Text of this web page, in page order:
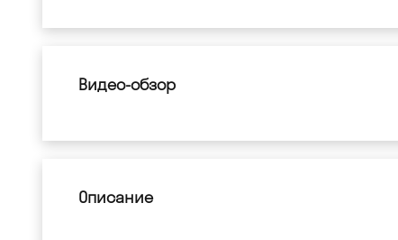
Видео-обзор
Описание